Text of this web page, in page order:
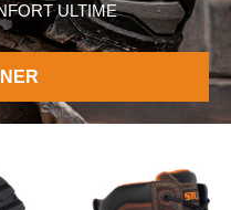
ULTIME